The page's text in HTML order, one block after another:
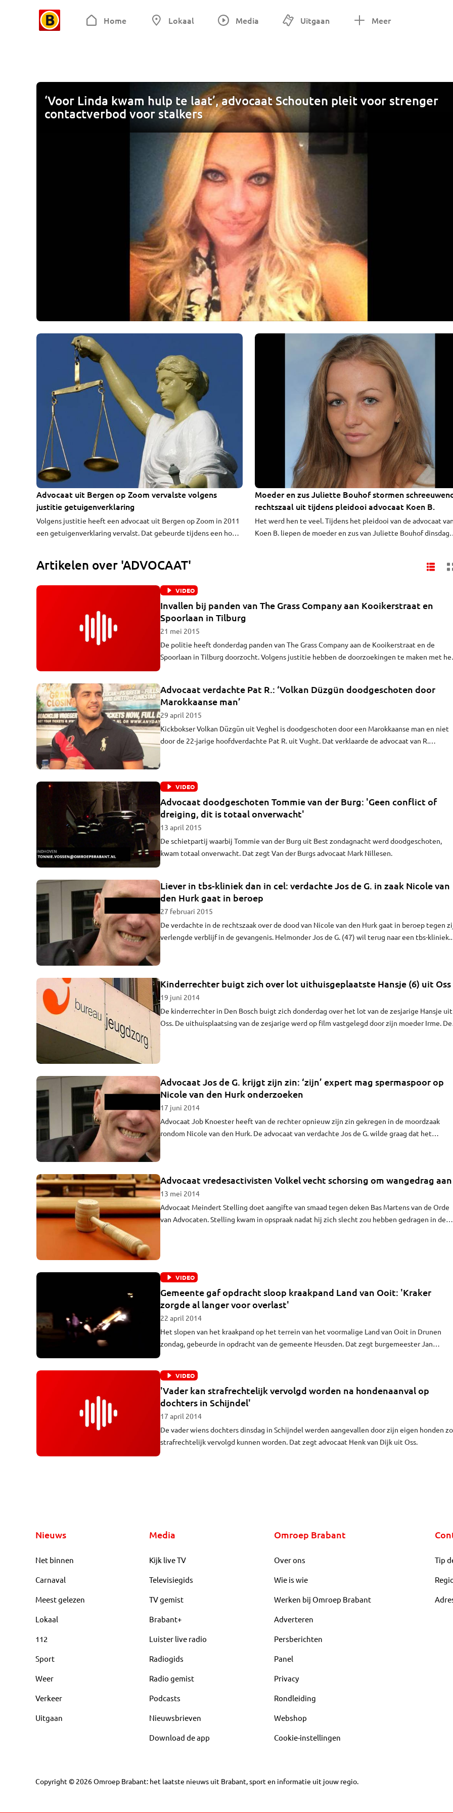
Home Lokaal Media Uitgaan Meer
‘Voor Linda kwam hulp te laat’, advocaat Schouten pleit voor strenger
contactverbod voor stalkers
Advocaat uit Bergen op Zoom vervalste volgens
justitie getuigenverklaring
Volgens justitie heeft een advocaat uit Bergen op Zoom in 2011
een getuigenverklaring vervalst. Dat gebeurde tijdens een hoger
Moeder en zus Juliette Bouhof stormen
rechtszaal uit tijdens pleidooi advocaat Koen B.
Het werd hen te veel. Tijdens het pleidooi van de advocaat
Koen B. liepen de moeder en zus van Juliette Bouhof dinsdag
De advocaat pleitte dinsdag voor vrijspraak voor moord en
Artikelen over 'ADVOCAAT'
VIDEO
Invallen bij panden van The Grass Company aan Kooikerstraat en
Spoorlaan in Tilburg
21 mei 2015
De politie heeft donderdag panden van The Grass Company aan de Kooikerstraat en de
Spoorlaan in Tilburg doorzocht. Volgens justitie hebben de doorzoekingen te maken met
Advocaat verdachte Pat R.: ‘Volkan Düzgün doodgeschoten door
Marokkaanse man’
29 april 2015
Kickbokser Volkan Düzgün uit Veghel is doodgeschoten door een Marokkaanse man en niet
door de 22-jarige hoofdverdachte Pat R. uit Vught. Dat verklaarde de advocaat van R.
VIDEO
Advocaat doodgeschoten Tommie van der Burg: 'Geen conflict of
dreiging, dit is totaal onverwacht'
13 april 2015
De schietpartij waarbij Tommie van der Burg uit Best zondagnacht werd doodgeschoten,
kwam totaal onverwacht. Dat zegt Van der Burgs advocaat Mark Nillesen.
Liever in tbs-kliniek dan in cel: verdachte Jos de G. in zaak Nicole van
den Hurk gaat in beroep
27 februari 2015
De verdachte in de rechtszaak over de dood van Nicole van den Hurk gaat in beroep tegen
verlengde verblijf in de gevangenis. Helmonder Jos de G. (47) wil terug naar een tbs-kliniek.
Kinderrechter buigt zich over lot uithuisgeplaatste Hansje (6) uit Oss
19 juni 2014
De kinderrechter in Den Bosch buigt zich donderdag over het lot van de zesjarige Hansje uit
Oss. De uithuisplaatsing van de zesjarige werd op film vastgelegd door zijn moeder Irme. De
Advocaat Jos de G. krijgt zijn zin: ‘zijn’ expert mag spermaspoor op
Nicole van den Hurk onderzoeken
17 juni 2014
Advocaat Job Knoester heeft van de rechter opnieuw zijn zin gekregen in de moordzaak
rondom Nicole van den Hurk. De advocaat van verdachte Jos de G. wilde graag dat het
Advocaat vredesactivisten Volkel vecht schorsing om wangedrag aan
13 mei 2014
Advocaat Meindert Stelling doet aangifte van smaad tegen deken Bas Martens van de Orde
van Advocaten. Stelling kwam in opspraak nadat hij zich slecht zou hebben gedragen in de
VIDEO
Gemeente gaf opdracht sloop kraakpand Land van Ooit: 'Kraker
zorgde al langer voor overlast'
22 april 2014
Het slopen van het kraakpand op het terrein van het voormalige Land van Ooit in Drunen
zondag, gebeurde in opdracht van de gemeente Heusden. Dat zegt burgemeester Jan
VIDEO
'Vader kan strafrechtelijk vervolgd worden na hondenaanval op
dochters in Schijndel'
17 april 2014
De vader wiens dochters dinsdag in Schijndel werden aangevallen door zijn eigen honden
strafrechtelijk vervolgd kunnen worden. Dat zegt advocaat Henk van Dijk uit Oss.
Nieuws
Net binnen
Carnaval
Meest gelezen
Lokaal
112
Sport
Weer
Verkeer
Uitgaan
Media
Kijk live TV
Televisiegids
TV gemist
Brabant+
Luister live radio
Radiogids
Radio gemist
Podcasts
Nieuwsbrieven
Download de app
Omroep Brabant
Over ons
Wie is wie
Werken bij Omroep Brabant
Adverteren
Persberichten
Panel
Privacy
Rondleiding
Webshop
Cookie-instellingen
Tip
Copyright © 2026Omroep Brabant: het laatste nieuws uit Brabant, sport en informatie uit jouw regio.